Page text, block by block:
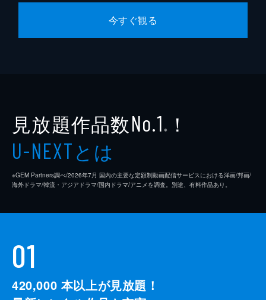
今すぐ観る
見放題作品数No.1 ※ ！
U-NEXTとは
※GEM Partners調べ/2026年7⽉ 国内の主要な定額制動画配信サービスにおける洋画/邦画/
海外ドラマ/韓流・アジアドラマ/国内ドラマ/アニメを調査。別途、有料作品あり。
01
420,000 本以上が見放題！